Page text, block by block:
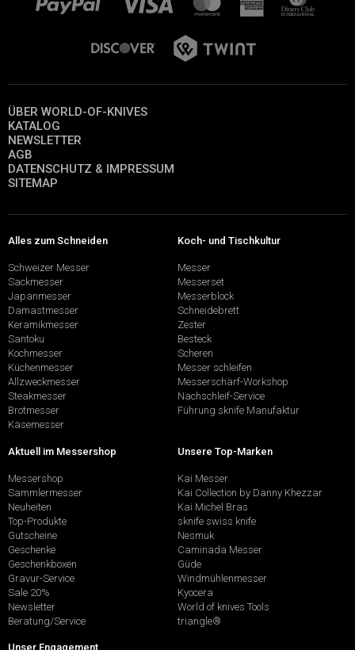
ÜBER WORLD-OF-KNIVES
KATALOG
NEWSLETTER
AGB
DATENSCHUTZ & IMPRESSUM
SITEMAP
Alles zum Schneiden
Schweizer Messer
Sackmesser
Japanmesser
Damastmesser
Keramikmesser
Santoku
Kochmesser
Küchenmesser
Allzweckmesser
Steakmesser
Brotmesser
Käsemesser
Koch- und Tischkultur
Messer
Messerset
Messerblock
Schneidebrett
Zester
Besteck
Scheren
Messer schleifen
Messerschärf-Workshop
Nachschleif-Service
Führung sknife Manufaktur
Aktuell im Messershop
Messershop
Sammlermesser
Neuheiten
Top-Produkte
Gutscheine
Geschenke
Geschenkboxen
Gravur-Service
Sale 20%
Newsletter
Beratung/Service
Unsere Top-Marken
Kai Messer
Kai Collection by Danny Khezzar
Kai Michel Bras
sknife swiss knife
Nesmuk
Caminada Messer
Güde
Windmühlenmesser
Kyocera
World of knives Tools
triangle®
Unser Engagement